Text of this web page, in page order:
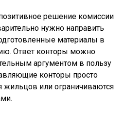
решение комиссии
нужно направить
материалы в
Ответ конторы можно
аргументом в пользу
конторы просто
жильцов или ограничиваются